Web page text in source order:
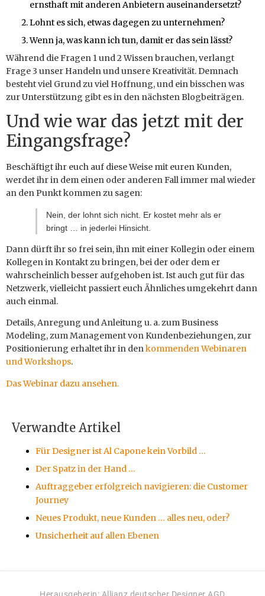
ernsthaft mit anderen Anbietern auseinandersetzt?
Lohnt es sich, etwas dagegen zu unternehmen?
Wenn ja, was kann ich tun, damit er das sein lässt?
Während die Fragen 1 und 2 Wissen brauchen, verlangt
Frage 3 unser Handeln und unsere Kreativität. Demnach
besteht viel Grund zu viel Hoffnung, und ein bisschen was
zur Unterstützung gibt es in den nächsten Blogbeiträgen.
Und wie war das jetzt mit der
Eingangsfrage?
Beschäftigt ihr euch auf diese Weise mit euren Kunden,
werdet ihr in dem einen oder anderen Fall immer mal wieder
an den Punkt kommen zu sagen:
Nein, der lohnt sich nicht. Er kostet mehr als er
bringt … in jederlei Hinsicht.
Dann dürft ihr so frei sein, ihn mit einer Kollegin oder einem
Kollegen in Kontakt zu bringen, bei der oder dem er
wahrscheinlich besser aufgehoben ist. Ist auch gut für das
Netzwerk, vielleicht passiert euch Ähnliches umgekehrt dann
auch einmal.
Details, Anregung und Anleitung u. a. zum Business
Modeling, zum Management von Kundenbeziehungen, zur
Positionierung erhaltet ihr in denkommenden Webinaren
und Workshops.
Das Webinar dazu ansehen.
Verwandte Artikel
Für Designer ist Al Capone kein Vorbild …
Der Spatz in der Hand …
Auftraggeber erfolgreich navigieren: die Customer
Journey
Neues Produkt, neue Kunden … alles neu, oder?
Unsicherheit auf allen Ebenen